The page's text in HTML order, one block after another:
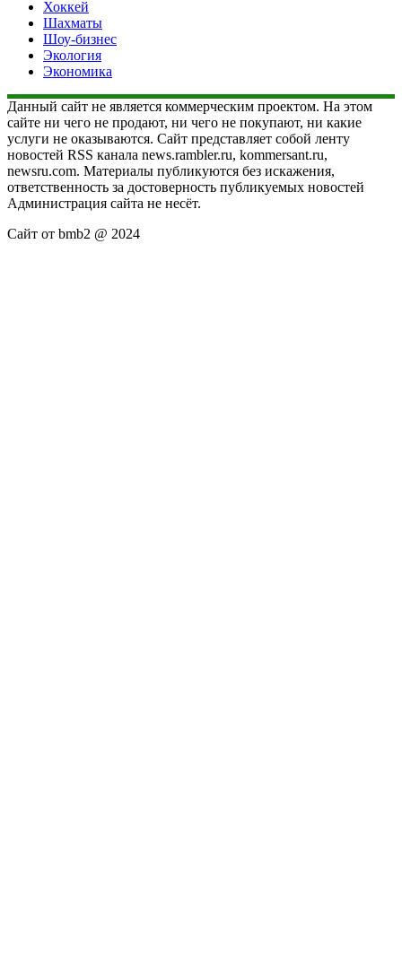
Хоккей
Шахматы
Шоу-бизнес
Экология
Экономика
Данный сайт не является коммерческим проектом. На этом
сайте ни чего не продают, ни чего не покупают, ни какие
услуги не оказываются. Сайт представляет собой ленту
новостей RSS канала news.rambler.ru, kommersant.ru,
newsru.com. Материалы публикуются без искажения,
ответственность за достоверность публикуемых новостей
Администрация сайта не несёт.
Сайт от bmb2 @ 2024